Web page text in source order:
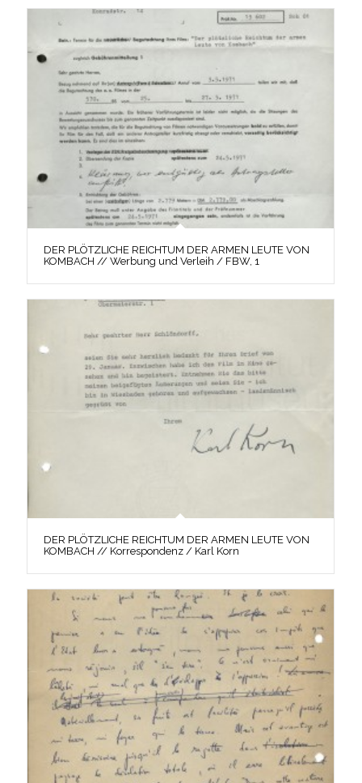
DER PLÖTZLICHE REICHTUM DER ARMEN LEUTE VON
KOMBACH // Werbung und Verleih / FBW, 1
DER PLÖTZLICHE REICHTUM DER ARMEN LEUTE VON
KOMBACH // Korrespondenz / Karl Korn